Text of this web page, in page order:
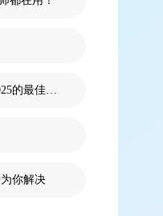
画矢量图的工具有哪些？2025的最佳选择
你解决